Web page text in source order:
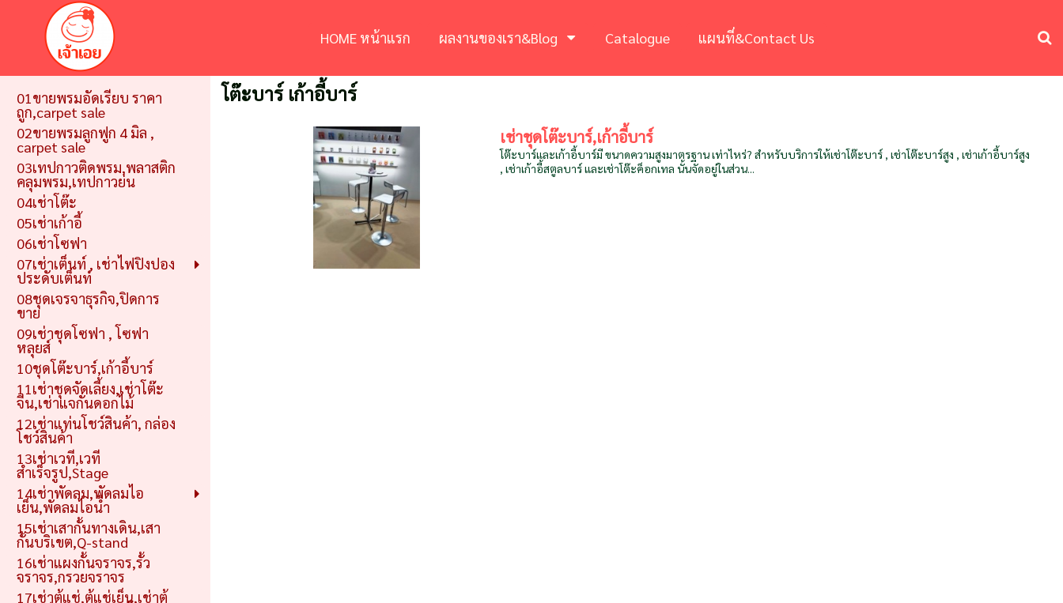
HOME หน้าแรก ผลงานของเรา&Blog Catalogue แผนที่&Contact Us
01ขายพรมอัดเรียบ ราคา
ถูก,carpet sale
02ขายพรมลูกฟูก 4 มิล ,
carpet sale
03เทปกาวติดพรม,พลาสติก
คลุมพรม,เทปกาวย่น
04เช่าโต๊ะ
05เช่าเก้าอี้
06เช่าโซฟา
07เช่าเต็นท์ , เช่าไฟปิงปอง
ประดับเต็นท์
08ชุดเจรจาธุรกิจ,ปิดการ
ขาย
09เช่าชุดโซฟา , โซฟา
หลุยส์
10ชุดโต๊ะบาร์,เก้าอี้บาร์
11เช่าชุดจัดเลี้ยง,เช่าโต๊ะ
จีน,เช่าแจกันดอกไม้
12เช่าแท่นโชว์สินค้า, กล่อง
โชว์สินค้า
13เช่าเวที,เวที
สำเร็จรูป,Stage
14เช่าพัดลม,พัดลมไอ
เย็น,พัดลมไอน้ำ
15เช่าเสากั้นทางเดิน,เสา
กั้นบริเขต,Q-stand
16เช่าแผงกั้นจราจร,รั้ว
จราจร,กรวยจราจร
17เช่าตู้แช่,ตู้แช่เย็น,เช่าตู้
โต๊ะบาร์ เก้าอี้บาร์
เช่าชุดโต๊ะบาร์,เก้าอี้บาร์
โต๊ะบาร์และเก้าอี้บาร์มี ขนาดความสูงมาตรฐาน เท่าไหร่? สำหรับบริการให้เช่าโต๊ะบาร์ , เช่าโต๊ะบาร์สูง , เช่าเก้าอี้บาร์สูง
, เช่าเก้าอี้สตูลบาร์ และเช่าโต๊ะค็อกเทล นั้นจัดอยู่ในส่วน...